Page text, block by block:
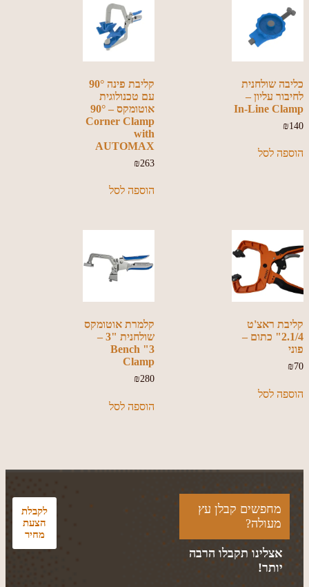
כליבה שולחנית
לחיבור עליון –
In-Line Clamp
₪140
הוספה לסל
קליבת פינה 90°
עם טכנולוגית
אוטומקס – 90°
Corner Clamp
with
AUTOMAX
₪263
הוספה לסל
קליבת ראצ'ט
2.1/4" כתום –
פוני
₪70
הוספה לסל
קלמרת אוטומקס
שולחנית "3 –
3" Bench
Clamp
₪280
הוספה לסל
מחפשים קבלן עץ
מעולה?
אצלינו תקבלו הרבה
יותר!
לקבלת
הצעת
מחיר